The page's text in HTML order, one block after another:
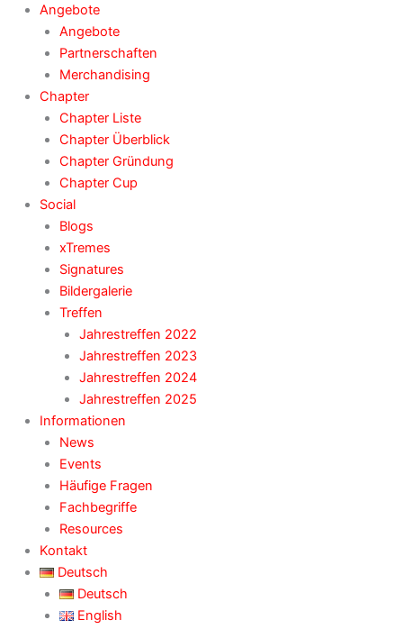
Angebote
Angebote
Partnerschaften
Merchandising
Chapter
Chapter Liste
Chapter Überblick
Chapter Gründung
Chapter Cup
Social
Blogs
xTremes
Signatures
Bildergalerie
Treffen
Jahrestreffen 2022
Jahrestreffen 2023
Jahrestreffen 2024
Jahrestreffen 2025
Informationen
News
Events
Häufige Fragen
Fachbegriffe
Resources
Kontakt
Deutsch
Deutsch
English